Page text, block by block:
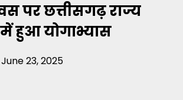
पर छत्तीसगढ़ राज्य
हुआ योगाभ्यास
June 23, 2025